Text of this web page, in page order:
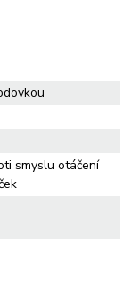
smyslu otáčení